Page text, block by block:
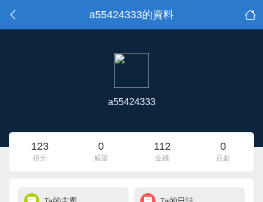
a55424333的資料
a55424333
123
積分
0
威望
112
金錢
0
貢獻